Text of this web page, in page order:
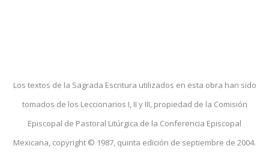
Los textos de la Sagrada Escritura utilizados en esta obra han sido
tomados de los Leccionarios I, II y III, propiedad de la Comisión
Episcopal de Pastoral Litúrgica de la Conferencia Episcopal
Mexicana, copyright © 1987, quinta edición de septiembre de 2004.